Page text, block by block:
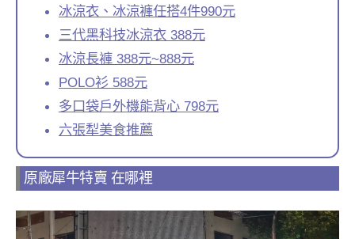
冰涼衣、冰涼褲任搭4件990元
三代黑科技冰涼衣 388元
冰涼長褲 388元~888元
POLO衫 588元
多口袋戶外機能背心 798元
六張犁美食推薦
原廠犀牛特賣 在哪裡